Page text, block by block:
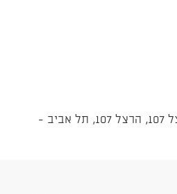
בית הצעירים הרצל 107, הרצל 107, תל אביב -